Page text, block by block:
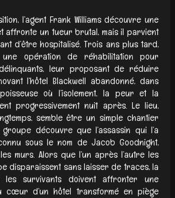
l’agent Frank Williams découvre une
affronte un tueur brutal, mais il parvient
d’être hospitalisé. Trois ans plus tard,
une opération de réhabilitation pour
leur proposant de réduire
l’hôtel Blackwell abandonné, dans
où l’isolement, la peur et la
progressivement nuit après. Le lieu,
semble être un simple chantier
découvre que l’assassin qui l’a
sous le nom de Jacob Goodnight,
murs. Alors que l’un après l’autre les
disparaissent sans laisser de traces, la
les survivants doivent affronter une
cœur d’un hôtel transformé en piège